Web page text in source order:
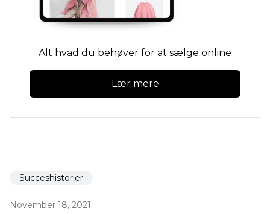
Alt hvad du behøver for at sælge online
Lær mere
Succeshistorier
November 18, 2021